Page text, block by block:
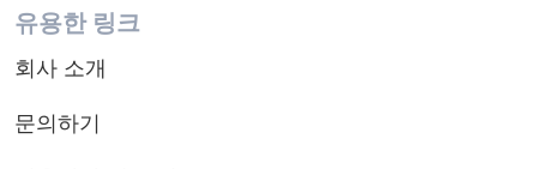
유용한 링크
회사 소개
문의하기